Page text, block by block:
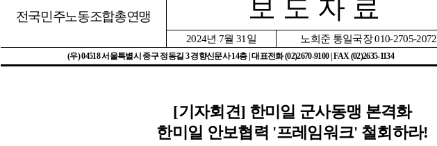
전국민주노동조합총연맹 보 도 자 료
2024년 7월 31 일 노희준 통일국장010-2705-2072
(우) 04518서울특별시 중구 정동길 3경향신문사14층 |대표전화(02)2670-9100 | FAX (02)2635-1134
[기자회견] 한미일 군사동맹 본격화
한미일 안보협력 '프레임워크' 철회하라!